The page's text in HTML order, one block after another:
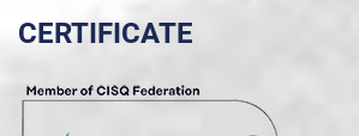
CERTIFICATE